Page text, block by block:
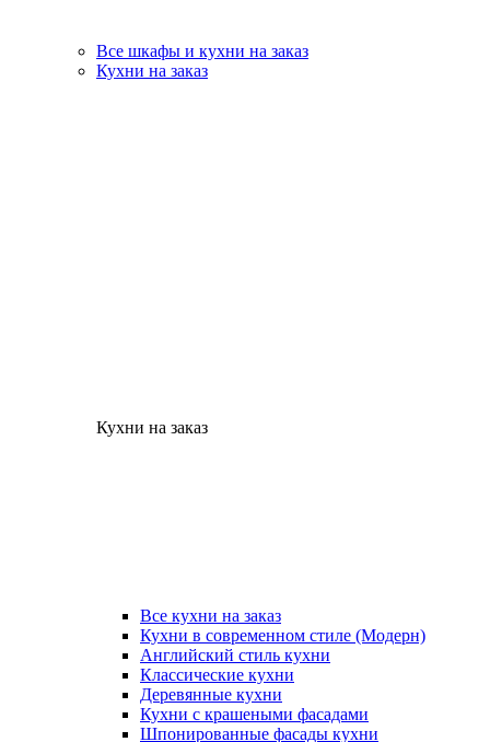
Все шкафы и кухни на заказ
Кухни на заказ
Кухни на заказ
Все кухни на заказ
Кухни в современном стиле (Модерн)
Английский стиль кухни
Классические кухни
Деревянные кухни
Кухни с крашеными фасадами
Шпонированные фасады кухни